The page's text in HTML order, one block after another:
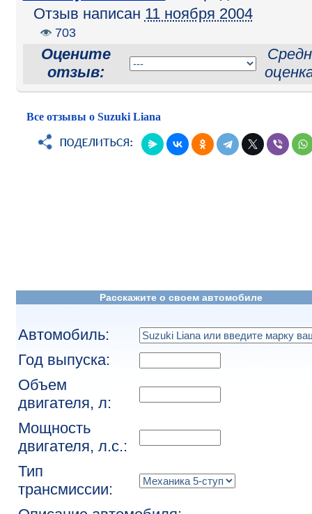
Отзыв написан 11 ноября 2004
703
Оцените
отзыв:
Все отзывы о Suzuki Liana
Расскажите о своем автомобиле
Автомобиль:
Год выпуска:
Объем
двигателя, л:
Мощность
двигателя, л.с.:
Тип
трансмиссии: